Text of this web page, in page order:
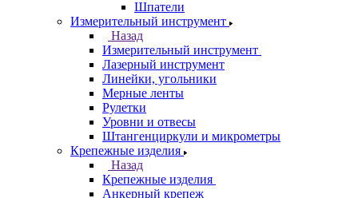
Шпатели
Измерительный инструмент
Назад
Измерительный инструмент
Лазерный инструмент
Линейки, угольники
Мерные ленты
Рулетки
Уровни и отвесы
Штангенциркули и микрометры
Крепежные изделия
Назад
Крепежные изделия
Анкерный крепеж